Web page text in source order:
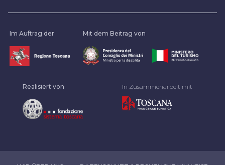
Im Auftrag der Mit dem Beitrag von
Realisiert von In Zusammenarbeit mit